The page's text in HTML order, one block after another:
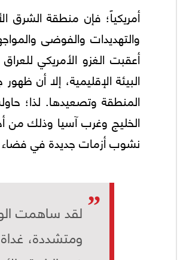
أمريكياً؛ فإن منطقة
والتهديدات والفوضى
البيئة الإقليمية، إلا أن
المنطقة وتصعيدها. لذا؛
الخليج وغرب آسيا وذلك من
نشوب أزمات جديدة في فضاء
لقد ساهمت
ومتشددة، غداة